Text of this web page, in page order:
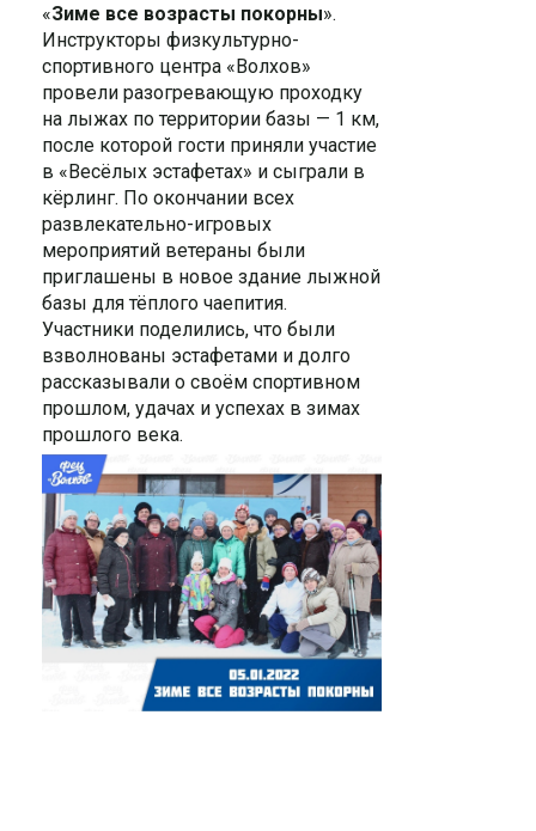
«Зиме все возрасты покорны».
Инструкторы физкультурно-
спортивного центра «Волхов»
провели разогревающую проходку
на лыжах по территории базы — 1 км,
после которой гости приняли участие
в «Весёлых эстафетах» и сыграли в
кёрлинг. По окончании всех
развлекательно-игровых
мероприятий ветераны были
приглашены в новое здание лыжной
базы для тёплого чаепития.
Участники поделились, что были
взволнованы эстафетами и долго
рассказывали о своём спортивном
прошлом, удачах и успехах в зимах
прошлого века.